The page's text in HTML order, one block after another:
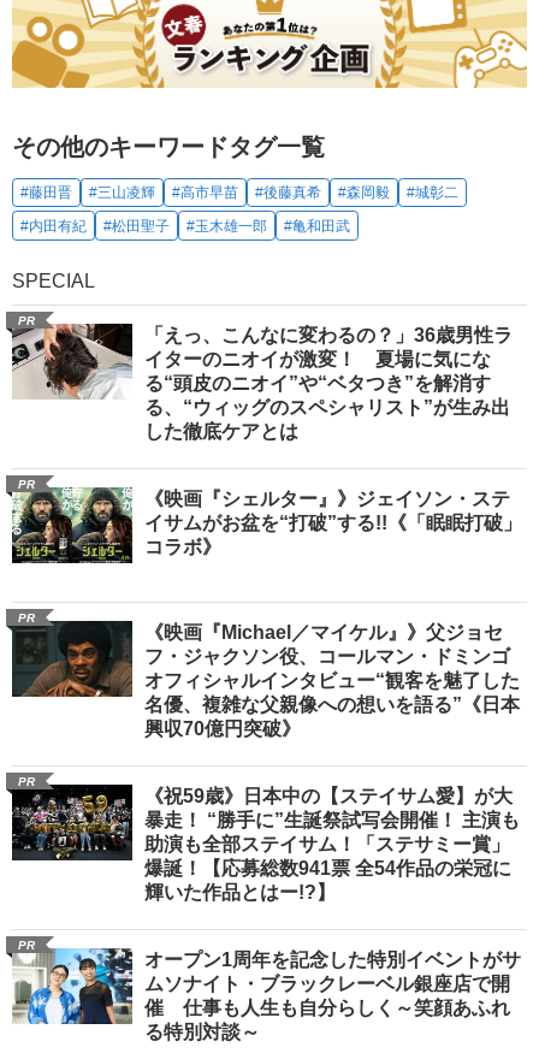
その他のキーワードタグ一覧
#藤田晋 #三山凌輝 #高市早苗 #後藤真希 #森岡毅
#城彰二
#内田有紀
#松田聖子 #玉木雄一郎 #亀和田武
SPECIAL
PR
「えっ、こんなに変わるの？」36歳男性ラ
イターのニオイが激変！ 夏場に気にな
る“頭皮のニオイ”や“ベタつき”を解消す
る、“ウィッグのスペシャリスト”が生み出
した徹底ケアとは
PR
《映画『シェルター』》ジェイソン・ステ
イサムがお盆を“打破”する!!《「眠眠打破」
コラボ》
PR
《映画『Michael／マイケル』》父ジョセ
フ・ジャクソン役、コールマン・ドミンゴ
オフィシャルインタビュー“観客を魅了した
名優、複雑な父親像への想いを語る”《日本
興収70億円突破》
PR
《祝59歳》日本中の【ステイサム愛】が大
暴走！ “勝手に”生誕祭試写会開催！ 主演も
助演も全部ステイサム！「ステサミー賞」
爆誕！【応募総数941票 全54作品の栄冠に
輝いた作品とはー!?】
PR
オープン1周年を記念した特別イベントがサ
ムソナイト・ブラックレーベル銀座店で開
催 仕事も人生も自分らしく～笑顔あふれ
る特別対談～